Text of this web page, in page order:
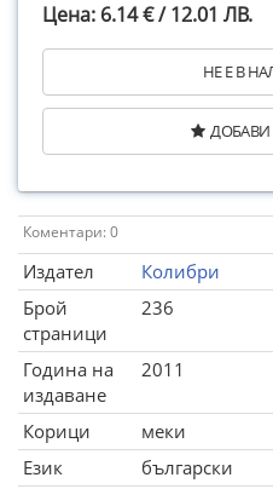
Цена: 6.14 € / 12.01 ЛВ.
НЕ Е В
Коментари: 0
Издател
Колибри
Брой
страници
236
Година на
издаване
2011
Корици
меки
Език
български